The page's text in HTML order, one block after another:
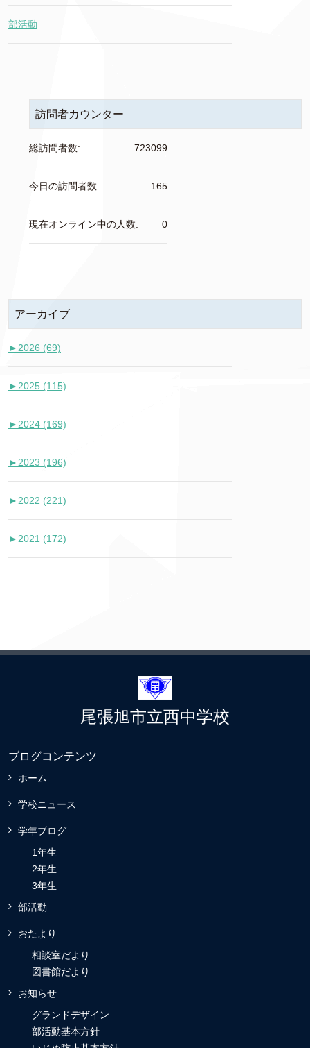
部活動
訪問者カウンター
723099
総訪問者数:
165
今日の訪問者数:
0
現在オンライン中の人数:
アーカイブ
►2026 (69)
►2025 (115)
►2024 (169)
►2023 (196)
►2022 (221)
►2021 (172)
尾張旭市立西中学校
ブログコンテンツ
ホーム
学校ニュース
学年ブログ
1年生
2年生
3年生
部活動
おたより
相談室だより
図書館だより
お知らせ
グランドデザイン
部活動基本方針